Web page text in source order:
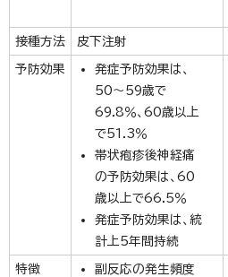
接種方法 皮下注射
予防効果
発症予防効果は、
50～59歳で
69.8％、60歳以上
で51.3％
帯状疱疹後神経痛
の予防効果は、60
歳以上で66.5％
発症予防効果は、統
計上5年間持続
特徴
副反応の発生頻度